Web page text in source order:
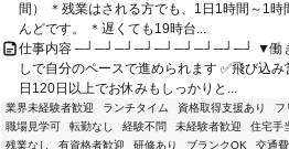
間） ＊残業はされる方でも、1日1時間～1
んどです。 ＊遅くても19時台...
仕事内容 ─┘─┘─┘─┘─┘─┘─┘─┘─┘ ▼働き
しで自分のペースで進められます ✅飛び込
日120日以上でお休みもしっかりと...
業界未経験者歓迎 ランチタイム 資格取得支援あり フ
職場見学可
転勤なし 経験不問 未経験者歓迎 住宅手
残業なし
有資格者歓迎 研修あり ブランクOK 交通